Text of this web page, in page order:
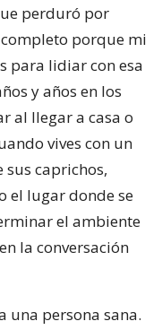
perduró por
porque mi
para lidiar con esa
y años en los
al llegar a casa o
vives con un
sus caprichos,
el lugar donde se
el ambiente
la conversación
una persona sana.